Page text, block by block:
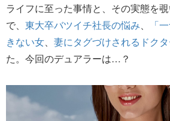
ライフに至った事情と、その実態を
で、 東大卒バツイチ社長の悩み
「
きない女
妻にタグづけされるドク
た。今回のデュアラーは…？